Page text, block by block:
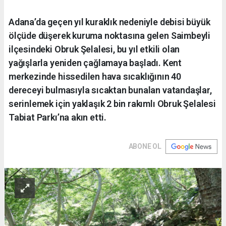
Adana’da geçen yıl kuraklık nedeniyle debisi büyük
ölçüde düşerek kuruma noktasına gelen Saimbeyli
ilçesindeki Obruk Şelalesi, bu yıl etkili olan
yağışlarla yeniden çağlamaya başladı. Kent
merkezinde hissedilen hava sıcaklığının 40
dereceyi bulmasıyla sıcaktan bunalan vatandaşlar,
serinlemek için yaklaşık 2 bin rakımlı Obruk Şelalesi
Tabiat Parkı’na akın etti.
ABONE OL